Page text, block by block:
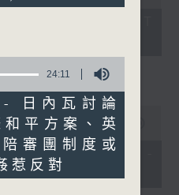
本 Full (HKT
23:20
(HKT 10:30 -
24:11
日內瓦討論
平方案、英
審團制度或
惹反對